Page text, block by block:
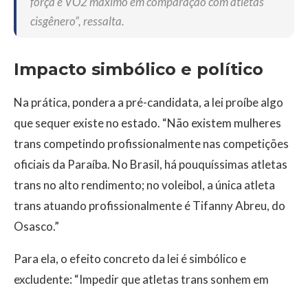
cisgênero”, ressalta.
Impacto simbólico e político
Na prática, pondera a pré-candidata, a lei proíbe algo
que sequer existe no estado. “Não existem mulheres
trans competindo profissionalmente nas competições
oficiais da Paraíba. No Brasil, há pouquíssimas atletas
trans no alto rendimento; no voleibol, a única atleta
trans atuando profissionalmente é Tifanny Abreu, do
Osasco.”
Para ela, o efeito concreto da lei é simbólico e
excludente: “Impedir que atletas trans sonhem em